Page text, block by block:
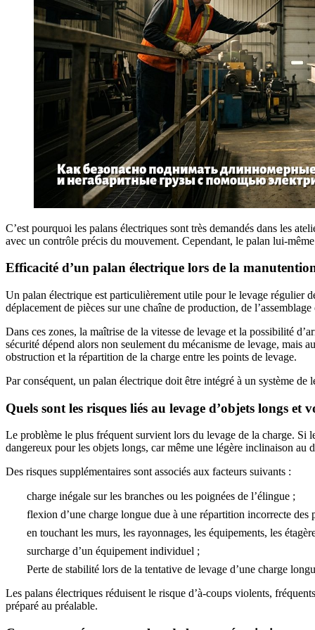
C’est pourquoi les palans électriques sont très demandés dans les
avec un contrôle précis du mouvement. Cependant, le palan lui-
Efficacité d’un palan électrique lors de la
Un palan électrique est particulièrement utile pour le levage régulier
déplacement de pièces sur une chaîne de production, de
Dans ces zones, la maîtrise de la vitesse de levage et la possibilité
sécurité dépend alors non seulement du mécanisme de levage, mais
obstruction et la répartition de la charge entre les points de levage.
Par conséquent, un palan électrique doit être intégré à un système de
Quels sont les risques liés au levage d’objets longs et
Le problème le plus fréquent survient lors du levage de la charge. Si
dangereux pour les objets longs, car même une légère inclinaison au
Des risques supplémentaires sont associés aux facteurs suivants :
charge inégale sur les branches ou les poignées de l’élingue ;
flexion d’une charge longue due à une répartition incorrecte des
en touchant les murs, les rayonnages, les équipements, les
surcharge d’un équipement individuel ;
Perte de stabilité lors de la tentative de levage d’une charge
Les palans électriques réduisent le risque d’à-coups violents,
préparé au préalable.